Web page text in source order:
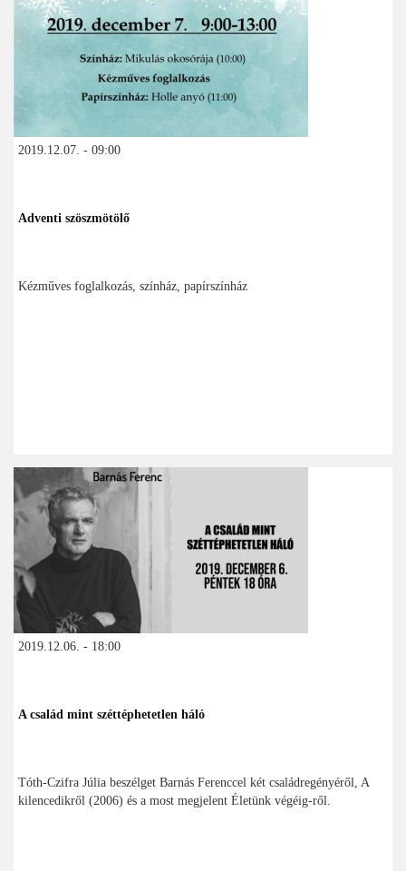
2019.12.07. - 09:00
Adventi szöszmötölő
Kézműves foglalkozás, színház, papírszínház
2019.12.06. - 18:00
A család mint széttéphetetlen háló
Tóth-Czifra Júlia beszélget Barnás Ferenccel két családregényéről, A
kilencedikről (2006) és a most megjelent Életünk végéig-ről.